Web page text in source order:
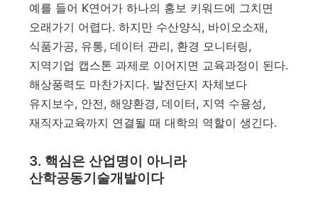
예를 들어 K연어가 하나의 홍보 키워드에 그치면
오래가기 어렵다. 하지만 수산양식, 바이오소재,
식품가공, 유통, 데이터 관리, 환경 모니터링,
지역기업 캡스톤 과제로 이어지면 교육과정이 된다.
해상풍력도 마찬가지다. 발전단지 자체보다
유지보수, 안전, 해양환경, 데이터, 지역 수용성,
재직자교육까지 연결될 때 대학의 역할이 생긴다.
3. 핵심은 산업명이 아니라
산학공동기술개발이다